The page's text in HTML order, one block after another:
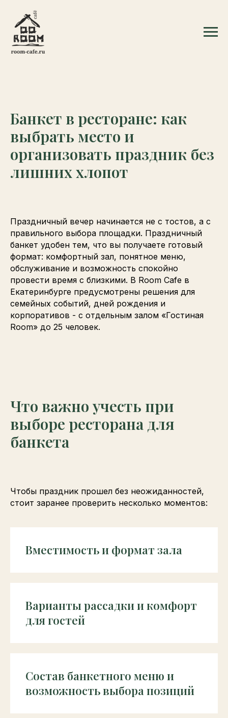
Банкет в ресторане: как
выбрать место и
организовать праздник без
лишних хлопот
Праздничный вечер начинается не с тостов, а с
правильного выбора площадки. Праздничный
банкет удобен тем, что вы получаете готовый
формат: комфортный зал, понятное меню,
обслуживание и возможность спокойно
провести время с близкими. В Room Cafe в
Екатеринбурге предусмотрены решения для
семейных событий, дней рождения и
корпоративов - с отдельным залом «Гостиная
Room» до 25 человек.
Что важно учесть при
выборе ресторана для
банкета
Чтобы праздник прошел без неожиданностей,
стоит заранее проверить несколько моментов:
Вместимость и формат зала
Варианты рассадки и комфорт
для гостей
Состав банкетного меню и
возможность выбора позиций